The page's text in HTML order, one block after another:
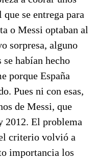
se entrega para
o Messi optaban al
sorpresa, alguno
se habían hecho
porque España
Pues ni con esas,
de Messi, que
2012. El problema
criterio volvió a
importancia los